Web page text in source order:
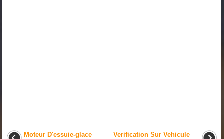
Moteur D'essuie-glace
Verification Sur Vehicule